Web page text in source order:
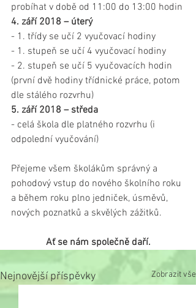
probíhat v době od 11:00 do 13:00 hodin
4. září 2018 – úterý
- 1. třídy se učí 2 vyučovací hodiny
- 1. stupeň se učí 4 vyučovací hodiny
- 2. stupeň se učí 5 vyučovacích hodin
(první dvě hodiny třídnické práce, potom
dle stálého rozvrhu)
5. září 2018 – středa
- celá škola dle platného rozvrhu (i
odpolední vyučování)
Přejeme všem školákům správný a
pohodový vstup do nového školního roku
a během roku plno jedniček, úsměvů,
nových poznatků a skvělých zážitků.
Ať se nám společně daří.
Nejnovější příspěvky Zobrazit vše